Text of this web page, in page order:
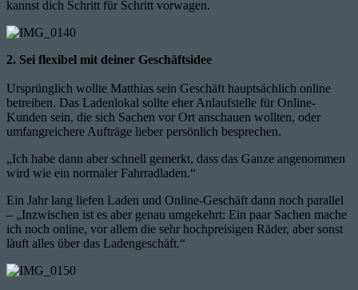
kannst dich Schritt für Schritt vorwagen.
2. Sei flexibel mit deiner Geschäftsidee
Ursprünglich wollte Matthias sein Geschäft hauptsächlich online
betreiben. Das Ladenlokal sollte eher Anlaufstelle für Online-
Kunden sein, die sich Sachen vor Ort anschauen wollten, oder
umfangreichere Aufträge lieber persönlich besprechen.
„Ich habe dann aber schnell gemerkt, dass das Ganze angenommen
wird wie ein normaler Fahrradladen.“
Ein Jahr lang liefen Laden und Online-Geschäft dann noch parallel
– „Inzwischen ist es aber genau umgekehrt: Ein paar Sachen mache
ich noch online, vor allem die sehr hochpreisigen Räder, aber sonst
läuft alles über das Ladengeschäft.“